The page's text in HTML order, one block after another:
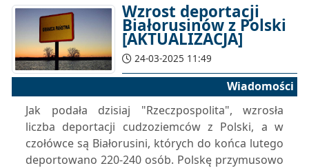
Wzrost deportacji
Białorusinów z Polski
[AKTUALIZACJA]
24-03-2025 11:49
Wiadomości
Jak podała dzisiaj "Rzeczpospolita", wzrosła
liczba deportacji cudzoziemców z Polski, a w
czołówce są Białorusini, których do końca lutego
deportowano 220-240 osób. Polskę przymusowo